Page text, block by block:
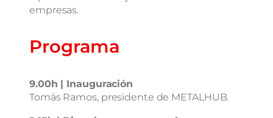
empresas.
Programa
9.00h | Inauguración
Tomás Ramos, presidente de METALHUB.